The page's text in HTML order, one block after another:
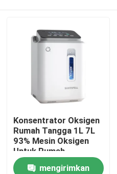
Rumah
Produk
Konsentrator Oksigen
Rumah Tangga 1L 7L
93% Mesin Oksigen
Untuk Rumah
mengirimkan